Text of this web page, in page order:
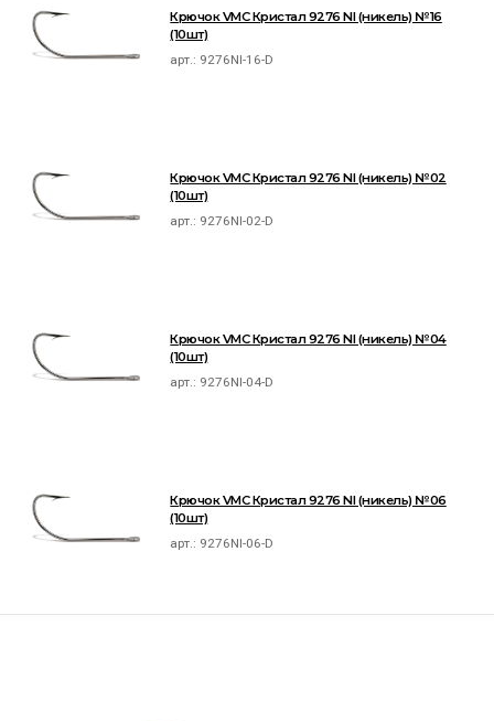
Крючок VMC Кристал 9276 NI (никель) №16
(10шт)
арт.: 9276NI-16-D
Крючок VMC Кристал 9276 NI (никель) №02
(10шт)
арт.: 9276NI-02-D
Крючок VMC Кристал 9276 NI (никель) №04
(10шт)
арт.: 9276NI-04-D
Крючок VMC Кристал 9276 NI (никель) №06
(10шт)
арт.: 9276NI-06-D